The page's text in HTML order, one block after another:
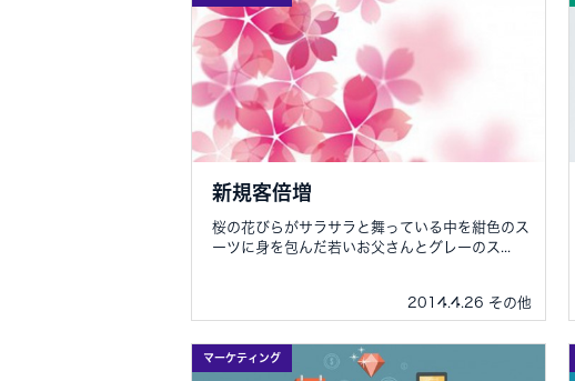
新規客倍増
桜の花びらがサラサラと舞っている中を紺色のス
ーツに身を包んだ若いお父さんとグレーのス...
2014.4.26 その他
マーケティング